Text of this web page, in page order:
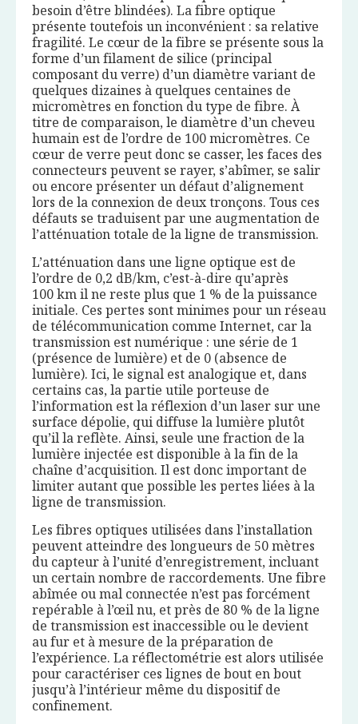
besoin d’être blindées). La fibre optique
présente toutefois un inconvénient : sa relative
fragilité. Le cœur de la fibre se présente sous la
forme d’un filament de silice (principal
composant du verre) d’un diamètre variant de
quelques dizaines à quelques centaines de
micromètres en fonction du type de fibre. À
titre de comparaison, le diamètre d’un cheveu
humain est de l’ordre de 100 micromètres. Ce
cœur de verre peut donc se casser, les faces des
connecteurs peuvent se rayer, s’abîmer, se salir
ou encore présenter un défaut d’alignement
lors de la connexion de deux tronçons. Tous ces
défauts se traduisent par une augmentation de
l’atténuation totale de la ligne de transmission.
L’atténuation dans une ligne optique est de
l’ordre de 0,2 dB/km, c’est-à-dire qu’après
100 km il ne reste plus que 1 % de la puissance
initiale. Ces pertes sont minimes pour un réseau
de télécommunication comme Internet, car la
transmission est numérique : une série de 1
(présence de lumière) et de 0 (absence de
lumière). Ici, le signal est analogique et, dans
certains cas, la partie utile porteuse de
l’information est la réflexion d’un laser sur une
surface dépolie, qui diffuse la lumière plutôt
qu’il la reflète. Ainsi, seule une fraction de la
lumière injectée est disponible à la fin de la
chaîne d’acquisition. Il est donc important de
limiter autant que possible les pertes liées à la
ligne de transmission.
Les fibres optiques utilisées dans l’installation
peuvent atteindre des longueurs de 50 mètres
du capteur à l’unité d’enregistrement, incluant
un certain nombre de raccordements. Une fibre
abîmée ou mal connectée n’est pas forcément
repérable à l’œil nu, et près de 80 % de la ligne
de transmission est inaccessible ou le devient
au fur et à mesure de la préparation de
l’expérience. La réflectométrie est alors utilisée
pour caractériser ces lignes de bout en bout
jusqu’à l’intérieur même du dispositif de
confinement.